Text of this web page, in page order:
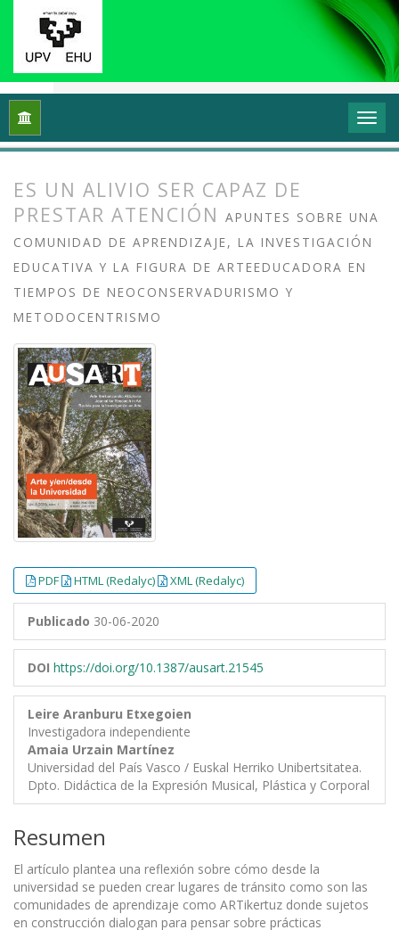
Inicio Vol. 8 Núm. 1 (2020): Arte y/en/desde la
ES UN ALIVIO SER CAPAZ DE
PRESTAR ATENCIÓN APUNTES SOBRE UNA
COMUNIDAD DE APRENDIZAJE, LA INVESTIGACIÓN
EDUCATIVA Y LA FIGURA DE ARTEEDUCADORA EN
TIEMPOS DE NEOCONSERVADURISMO Y
METODOCENTRISMO
PDF HTML (Redalyc) XML (Redalyc)
Publicado 30-06-2020
DOI https://doi.org/10.1387/ausart.21545
Leire Aranburu Etxegoien
Investigadora independiente
Amaia Urzain Martínez
Universidad del País Vasco / Euskal Herriko Unibertsitatea.
Dpto. Didáctica de la Expresión Musical, Plástica y Corporal
Resumen
El artículo plantea una reflexión sobre cómo desde la
universidad se pueden crear lugares de tránsito como son las
comunidades de aprendizaje como ARTikertuz donde sujetos
en construcción dialogan para pensar sobre prácticas